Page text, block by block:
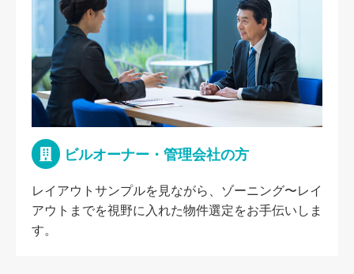
ビルオーナー・管理会社の方
レイアウトサンプルを見ながら、ゾーニング〜レイ
アウトまでを視野に入れた物件選定をお手伝いしま
す。